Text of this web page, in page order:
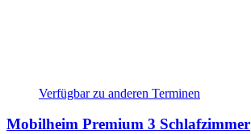
Verfügbar zu anderen Terminen
Mobilheim Premium 3 Schlafzimmer